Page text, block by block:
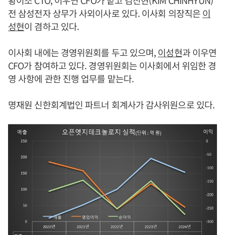
전 삼성전자 상무가 사외이사로 있다. 이사회 의장직은이
성현이 겸하고 있다.
이사회 내에는 경영위원회를 두고 있으며,이성현과 이우연
CFO가 참여하고 있다. 경영위원회는 이사회에서 위임한 경
영 사항에 관한 진행 업무를 맡는다.
명재원 신한회계법인 파트너 회계사가 감사위원으로 있다.